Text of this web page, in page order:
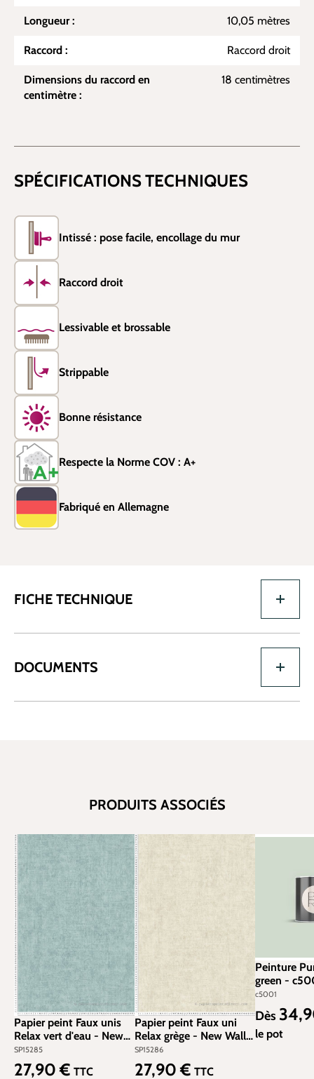
Longueur : 10,05 mètres
Raccord : Raccord droit
Dimensions du raccord en
centimètre :
18 centimètres
SPÉCIFICATIONS TECHNIQUES
Intissé : pose facile, encollage du mur
Raccord droit
Lessivable et brossable
Strippable
Bonne résistance
Respecte la Norme COV : A+
Fabriqué en Allemagne
FICHE TECHNIQUE
DOCUMENTS
PRODUITS ASSOCIÉS
Papier peint Faux unis
Relax vert d'eau - New
Walls d'AS Création |
Réf. SP15285
SP15285
Prix régulier :
27,90 € TTC
Papier peint Faux uni
Relax grège - New Walls
d'AS Création | Réf.
SP15286
SP15286
Prix régulier :
27,90 € TTC
Peinture
green -
c5001
Prix
Dès
le pot